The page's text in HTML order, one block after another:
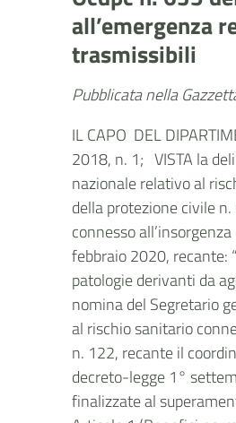
all’emergenza
trasmissibili
Pubblicata nella
IL CAPO DEL
2018, n. 1; VISTA la
nazionale relativo al
della protezione civile
connesso
febbraio 2020, recante:
patologie derivanti da
nomina del Segretario
al rischio sanitario
n. 122, recante il
decreto-legge 1°
finalizzate al